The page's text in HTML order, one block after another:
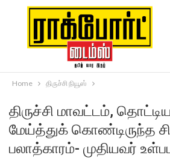
Home திருச்சி நியூஸ்
திருச்சி மாவட்டம்,
மேய்த்துக் கொண்டிருந்த
பலாத்காரம்- முதியவர்